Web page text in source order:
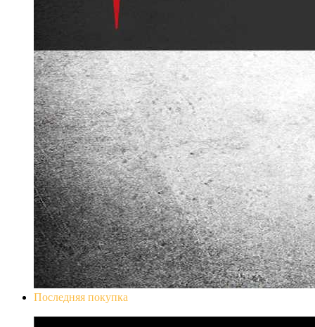
Последняя покупка